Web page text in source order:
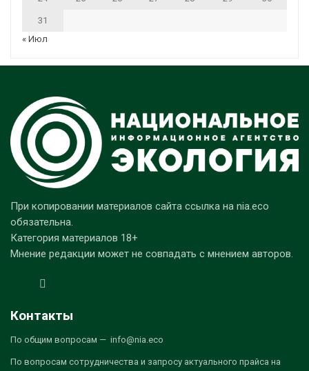
31
« Июл
При копировании материалов сайта ссылка на nia.eco
обязательна.
Категория материалов 18+
Мнение редакции может не совпадать с мнением авторов.
Контакты
По общим вопросам — info@nia.eco
По вопросам сотрудничества и запросу актуального прайса на